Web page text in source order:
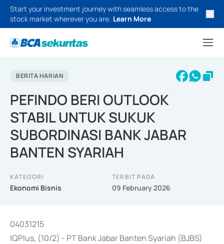
Start your investment journey with seamless access to the
stock market wherever you are. Learn More
BERITA HARIAN
PEFINDO BERI OUTLOOK
STABIL UNTUK SUKUK
SUBORDINASI BANK JABAR
BANTEN SYARIAH
KATEGORI
Ekonomi Bisnis
TERBIT PADA
09 February 2026
04031215
IQPlus, (10/2) - PT Bank Jabar Banten Syariah (BJBS)